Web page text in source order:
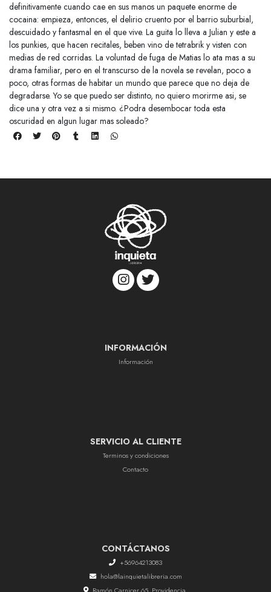
definitivamente cuando cae en sus manos un paquete enorme de
cocaina: empieza, entonces, el delirio cruento por el barrio suburbial,
descuidado y fantasmal en el que vive. La guita lo lleva a Julian y este a
los punkies, que hacen recitales, beben vino de tetrabrik y visten con
medias de red corridas. La voluntad de fuga de Matias lo ata mas a su
drama familiar, pero en el transcurso de la novela se revelan, poco a
poco, otras formas de habitar un mundo que parece que no deja de
degradarse. Yo se que puedo ser distinto, no quiero morirme asi, se
dice una y otra vez a si mismo. ¿Podra desembocar toda esta
oscuridad en algun lugar mas soleado?
INFORMACIÓN
Información
SERVICIO AL CLIENTE
Terminos y condiciones
Contacto
CONTÁCTANOS
+56964213083
hola@lainquietalibreria.com